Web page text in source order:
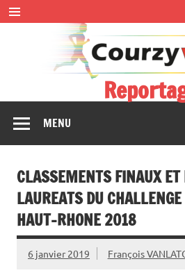
Skip
to
content
MENU
CLASSEMENTS FINAUX
LAUREATS DU
HAUT-RHONE 2018
6 janvier 2019 François